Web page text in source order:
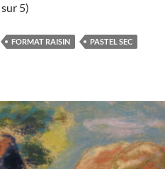
sur 5)
FORMAT RAISIN
PASTEL SEC